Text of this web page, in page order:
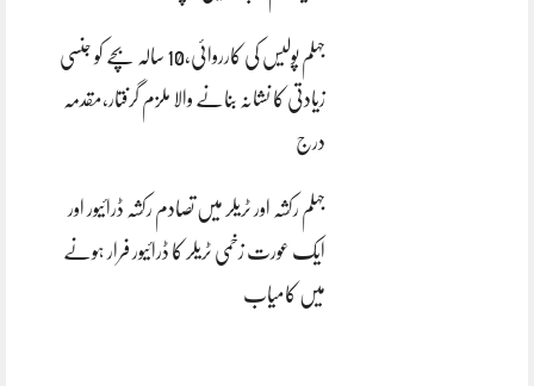
جہلم پولیس کی کارروائی،10 سالہ بچے کو جنسی
زیادتی کا نشانہ بنانے والا ملزم گرفتار،مقدمہ
درج
جہلم رکشہ اور ٹریلر میں تصادم رکشہ ڈرائیور اور
ایک عورت زخمی ٹریلر کا ڈرائیور فرار ہونے
میں کامیاب